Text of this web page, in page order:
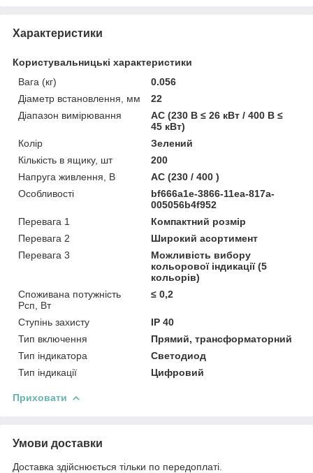
Характеристики
Користувальницькі характеристики
Вага (кг)
0.056
Діаметр встановлення, мм
22
Діапазон вимірювання
АС (230 В ≤ 26 кВт / 400 В ≤
45 кВт)
Колір
Зелений
Кількість в ящику, шт
200
Напруга живлення, В
AC (230 / 400 )
Особливості
bf666a1e-3866-11ea-817a-
005056b4f952
Перевага 1
Компактний розмір
Перевага 2
Широкий асортимент
Перевага 3
Можливість вибору
кольорової індикації (5
кольорів)
Споживана потужність
Рсп, Вт
≤ 0,2
Ступінь захисту
IP 40
Тип включення
Прямий, трансформаторний
Тип індикатора
Светодиод
Тип індикації
Цифровий
Приховати
Умови доставки
Доставка здійснюється тільки по передоплаті.